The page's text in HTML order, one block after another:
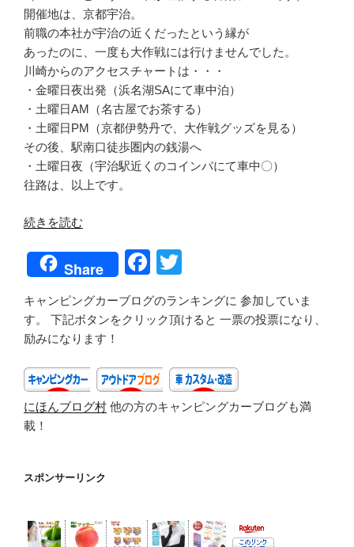
開催地は、京都宇治。
前職の本社が宇治の近くだったという縁が
あったのに、一度も大作戦には行けませんでした。
川崎からのアクセスチャートは・・・
・金曜日夜出発（浜名湖SAにて車中泊）
・土曜日AM（名古屋でお茶する）
・土曜日PM（京都伊勢丹で、大作戦グッズを見る）
その後、駅南口徒歩圏内の銭湯へ
・土曜日夜（宇治駅近くのコインパにて車中〇）
往路は、以上です。
“190630
都
大
作
戦
（DAY
の
続きを読む
Share
F
a
c
b
o
o
tt
キャンピングカーブログのランキングに 参加していま
す。 下記ボタンをクリック頂けると 一票の投票になり、
励みになります！
にほんブログ村 他の方のキャンピングカーブログも満
載！
スポンサーリンク